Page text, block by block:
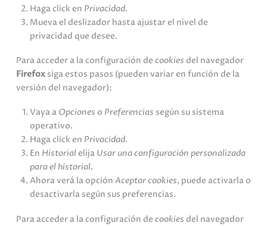
Haga click en Privacidad.
Mueva el deslizador hasta ajustar el nivel de
privacidad que desee.
Para acceder a la configuración de cookies del navegador
Firefoxsiga estos pasos (pueden variar en función de la
versión del navegador):
Vaya a Opciones o Preferencias según su sistema
operativo.
Haga click en Privacidad.
En Historialelija Usar una configuración personalizada
para el historial.
Ahora verá la opciónAceptar cookies, puede activarla o
desactivarla según sus preferencias.
Para acceder a la configuración de cookies del navegador